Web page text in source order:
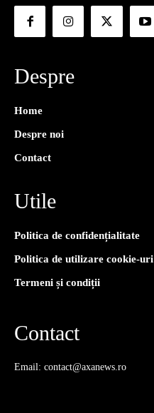
Despre
Home
Despre noi
Contact
Utile
Politica de confidențialitate
Politica de utilizare cookie-uri
Termeni și condiții
Contact
Email: contact@axanews.ro